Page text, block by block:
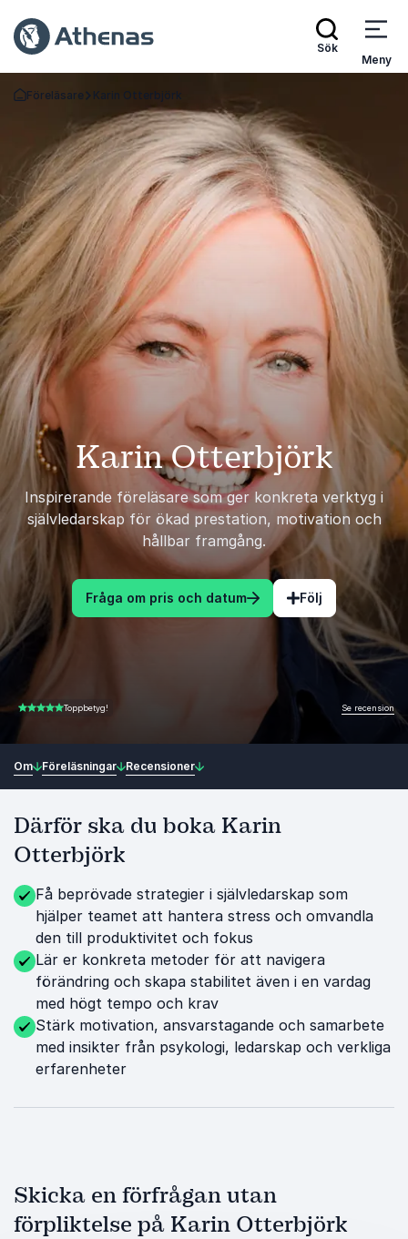
Sök
Meny
Gå tillbaka till startsidan
Föreläsare Karin Otterbjörk
Karin Otterbjörk
Inspirerande föreläsare som ger konkreta verktyg i
självledarskap för ökad prestation, motivation och
hållbar framgång.
Fråga om pris och datum Följ
5.00 av 5 Toppbetyg! Se recension
Om Föreläsningar Recensioner
Därför ska du boka Karin
Otterbjörk
Få beprövade strategier i självledarskap som
hjälper teamet att hantera stress och omvandla
den till produktivitet och fokus
Lär er konkreta metoder för att navigera
förändring och skapa stabilitet även i en vardag
med högt tempo och krav
Stärk motivation, ansvarstagande och samarbete
med insikter från psykologi, ledarskap och verkliga
erfarenheter
Skicka en förfrågan utan
förpliktelse på Karin Otterbjörk